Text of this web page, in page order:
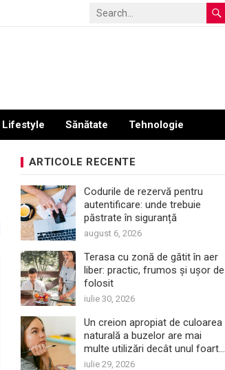
Lifestyle Sănătate Tehnologie
ARTICOLE RECENTE
Codurile de rezervă pentru
autentificare: unde trebuie
păstrate în siguranță
august 6, 2026
Terasa cu zonă de gătit în aer
liber: practic, frumos și ușor de
folosit
iulie 30, 2026
Un creion apropiat de culoarea
naturală a buzelor are mai
multe utilizări decât unul foarte
închis
iulie 29, 2026